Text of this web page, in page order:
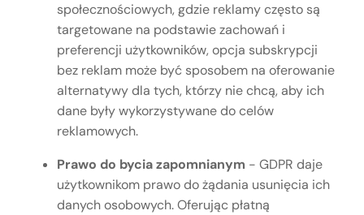
społecznościowych, gdzie reklamy często są
targetowane na podstawie zachowań i
preferencji użytkowników, opcja subskrypcji
bez reklam może być sposobem na oferowanie
alternatywy dla tych, którzy nie chcą, aby ich
dane były wykorzystywane do celów
reklamowych.
Prawo do bycia zapomnianym - GDPR daje
użytkownikom prawo do żądania usunięcia ich
danych osobowych. Oferując płatną